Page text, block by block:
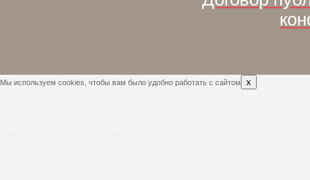
Мы используем cookies, чтобы вам было удобно работать с сайтом x